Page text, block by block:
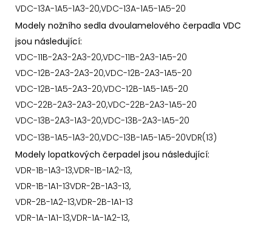
VDC-13A-1A5-1A3-20,VDC-13A-1A5-1A5-20
Modely nožního sedla dvoulamelového čerpadla VDC
jsou následující:
VDC-11B-2A3-2A3-20,VDC-11B-2A3-1A5-20
VDC-12B-2A3-2A3-20,VDC-12B-2A3-1A5-20
VDC-12B-1A5-2A3-20,VDC-12B-1A5-1A5-20
VDC-22B-2A3-2A3-20,VDC-22B-2A3-1A5-20
VDC-13B-2A3-1A3-20,VDC-13B-2A3-1A5-20
VDC-13B-1A5-1A3-20,VDC-13B-1A5-1A5-20VDR(13)
Modely lopatkových čerpadel jsou následující:
VDR-1B-1A3-13,VDR-1B-1A2-13,
VDR-1B-1A1-13VDR-2B-1A3-13,
VDR-2B-1A2-13,VDR-2B-1A1-13
VDR-1A-1A1-13,VDR-1A-1A2-13,